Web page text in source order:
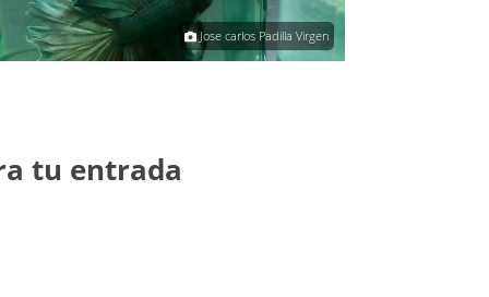
Jose carlos Padilla Virgen
tu entrada